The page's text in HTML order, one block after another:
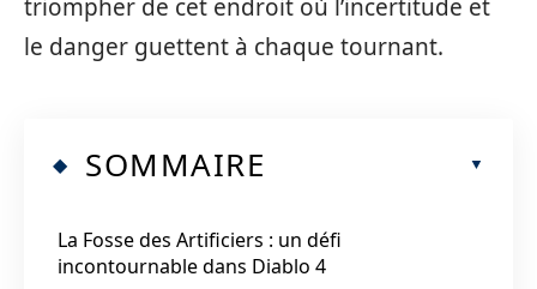
triompher de cet endroit où l’incertitude et
le danger guettent à chaque tournant.
SOMMAIRE
La Fosse des Artificiers : un défi
incontournable dans Diablo 4